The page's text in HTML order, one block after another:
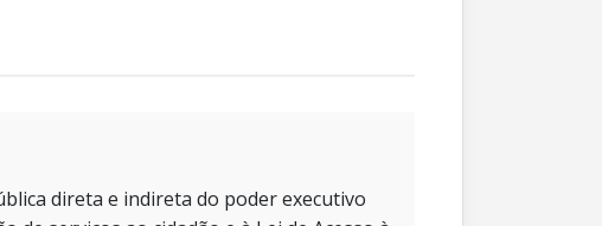
direta e indireta do poder executivo